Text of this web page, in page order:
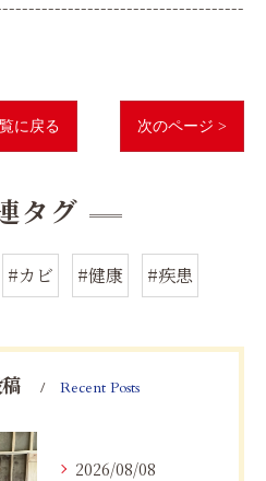
に戻る 次のページ >
タグ
#カビ #健康 #疾患
Recent Posts
2026/08/08